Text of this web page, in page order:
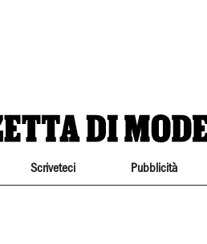
Scriveteci Pubblicità